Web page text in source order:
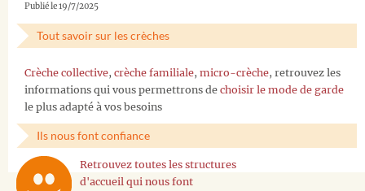
Publié le 19/7/2025
Tout savoir sur les crèches
Crèche collective, crèche familiale, micro-crèche, retrouvez les
informations qui vous permettrons de choisir le mode de garde
le plus adapté à vos besoins
Ils nous font confiance
Retrouvez toutes les structures
d'accueil qui nous font